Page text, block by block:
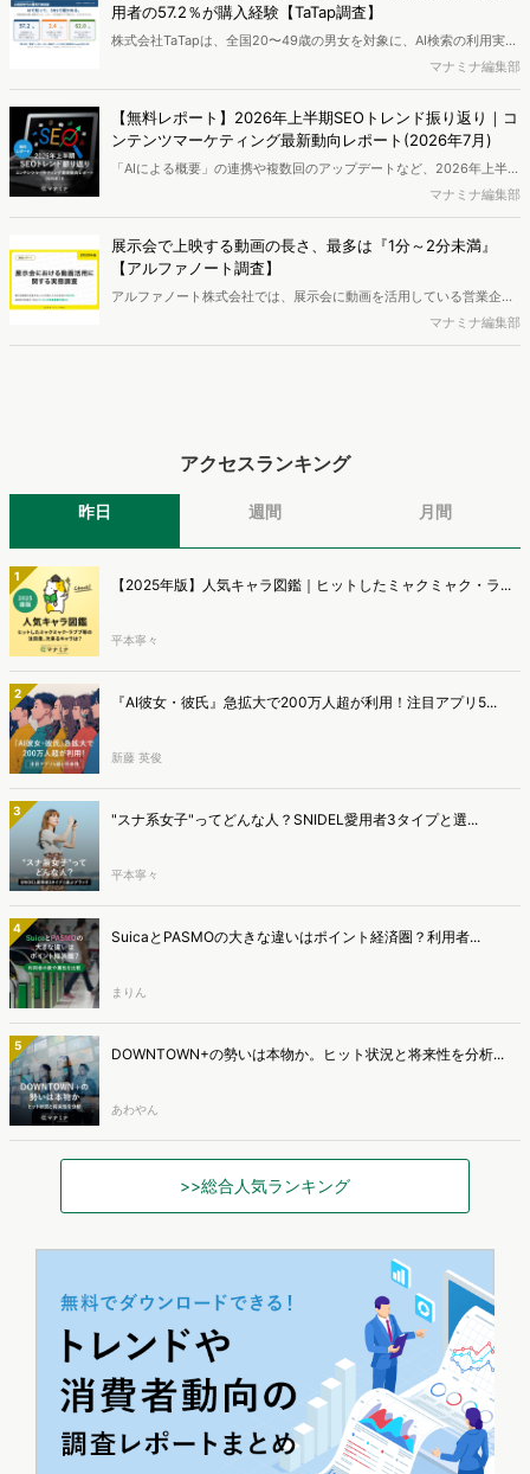
用者の57.2％が購入経験【TaTap調査】
株式会社TaTapは、全国20〜49歳の男女を対象に、AI検索の利用実態
と、AIで知った商品をどこで確かめているかを調査し、結果を公開し
マナミナ編集部
【無料レポート】2026年上半期SEOトレンド振り返り｜コ
ンテンツマーケティング最新動向レポート(2026年7月)
「AIによる概要」の連携や複数回のアップデートなど、2026年上半期
のSEO領域には変化がありました。また生成AI利用は約1.6倍に伸長
ザーの選択肢の多様化が進んでいます。WebマーケターやSEO担当者
必見の2026年上半期概要です。※本レポートは記事のフォームから無
料でDLできます。また、レポートをDLしていただいた方には特典も
ご用意しております。
マナミナ編集部
展示会で上映する動画の長さ、最多は『1分～2分未満』
【アルファノート調査】
アルファノート株式会社では、展示会に動画を活用している営業企
画・マーケティング担当者を対象に、展示会における動画活用の実態
マナミナ編集部
アクセスランキング
昨日 週間 月間
1 【2025年版】人気キャラ図鑑｜ヒットしたミャクミャク・ラ...
平本寧々
2 『AI彼女・彼氏』急拡大で200万人超が利用！注目アプリ5...
新藤 英俊
3 "スナ系女子"ってどんな人？SNIDEL愛用者3タイプと選...
平本寧々
4 SuicaとPASMOの大きな違いはポイント経済圏？利用者...
まりん
5 DOWNTOWN+の勢いは本物か。ヒット状況と将来性を分析...
あわやん
>>総合人気ランキング